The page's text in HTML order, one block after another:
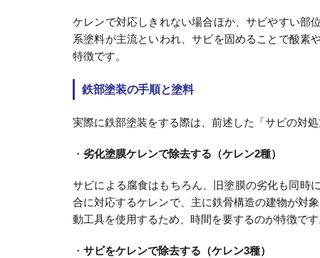
ケレンで対応しきれない場合ほか、サビやすい部
系塗料が主流といわれ、サビを固めることで酸素
特徴です。
鉄部塗装の手順と塗料
実際に鉄部塗装をする際は、前述した「サビの対
・ 劣化塗膜ケレンで除去する（ケレン2種）
サビによる腐食はもちろん、旧塗膜の劣化も同時
合に対応するケレンで、主に鉄骨構造の建物が対
動工具を使用するため、時間を要するのが特徴です
・ サビをケレンで除去する（ケレン3種）